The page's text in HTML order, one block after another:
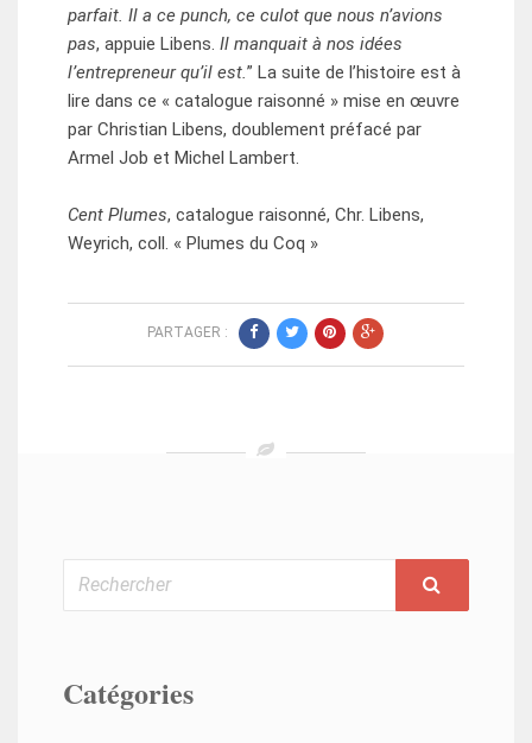
parfait. Il a ce punch, ce culot que nous n’avions
pas, appuie Libens. Il manquait à nos idées
l’entrepreneur qu’il est.” La suite de l’histoire est à
lire dans ce « catalogue raisonné » mise en œuvre
par Christian Libens, doublement préfacé par
Armel Job et Michel Lambert.
Cent Plumes, catalogue raisonné, Chr. Libens,
Weyrich, coll. « Plumes du Coq »
PARTAGER :
Rechercher
Catégories